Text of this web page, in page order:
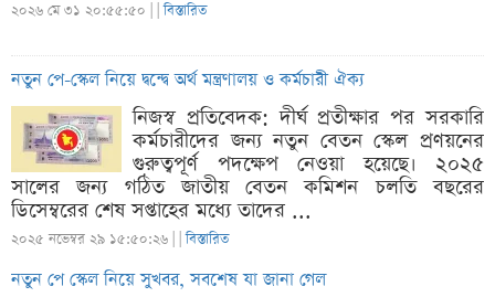
২০২৬ মে ৩১ ২০:৫৫:৫০ | |বিস্তারিত
নতুন পে-স্কেল নিয়ে দ্বন্দ্বে অর্থ মন্ত্রণালয় ও কর্মচারী ঐক্য
নিজস্ব প্রতিবেদক: দীর্ঘ প্রতীক্ষার পর সরকারি
কর্মচারীদের জন্য নতুন বেতন স্কেল প্রণয়নের
গুরুত্বপূর্ণ পদক্ষেপ নেওয়া হয়েছে। ২০২৫
সালের জন্য গঠিত জাতীয় বেতন কমিশন চলতি বছরের
ডিসেম্বরের শেষ সপ্তাহের মধ্যে তাদের ...
২০২৫ নভেম্বর ২৯ ১৫:৫০:২৬ | |বিস্তারিত
নতুন পে স্কেল নিয়ে সুখবর, সবশেষ যা জানা গেল